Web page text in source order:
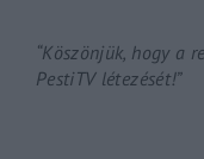
“Köszönjük, hogy a
PestiTV létezését!”